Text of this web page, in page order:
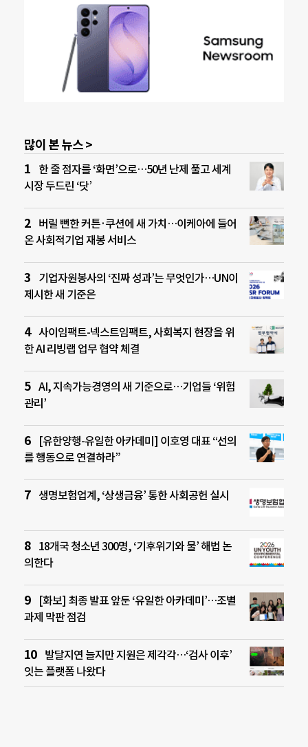
많이 본 뉴스 >
한 줄 점자를 ‘화면’으로…50년 난제 풀고 세계
시장 두드린 ‘닷’
버릴 뻔한 커튼·쿠션에 새 가치…이케아에 들어
온 사회적기업 재봉 서비스
기업자원봉사의 ‘진짜 성과’는 무엇인가…UN이
제시한 새 기준은
사이임팩트-넥스트임팩트, 사회복지 현장을 위
한 AI 리빙랩 업무 협약 체결
AI, 지속가능경영의 새 기준으로…기업들 ‘위험
관리’
[유한양행-유일한 아카데미] 이호영 대표 “선의
를 행동으로 연결하라”
생명보험업계, ‘상생금융’ 통한 사회공헌 실시
18개국 청소년 300명, ‘기후위기와 물’ 해법 논
의한다
[화보] 최종 발표 앞둔 ‘유일한 아카데미’…조별
과제 막판 점검
발달지연 늘지만 지원은 제각각…‘검사 이후’
잇는 플랫폼 나왔다